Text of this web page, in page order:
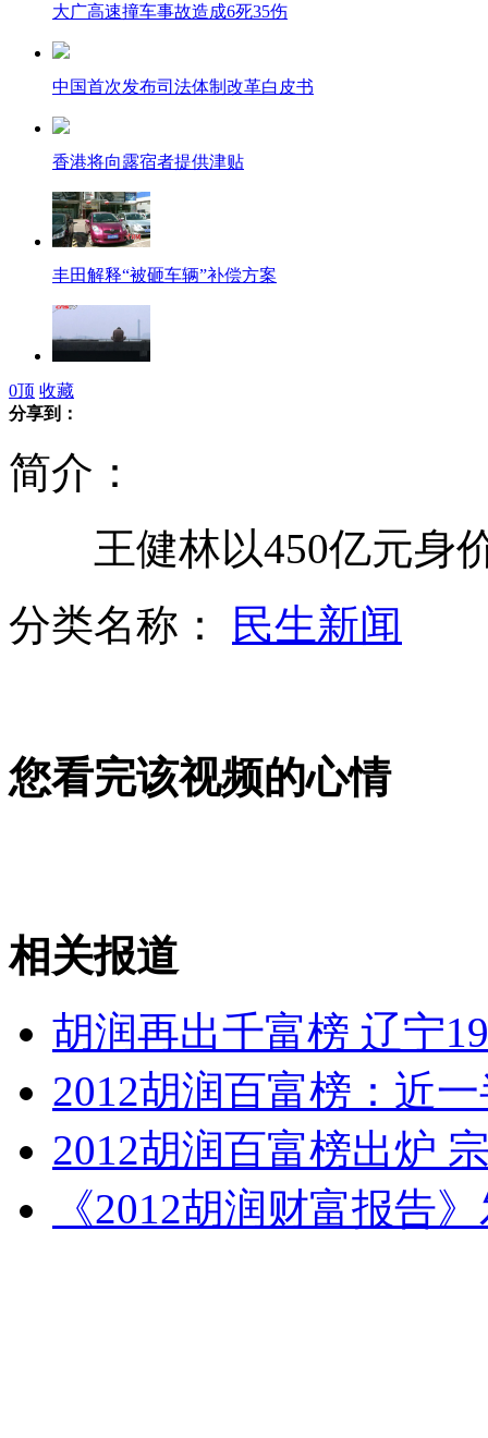
大广高速撞车事故造成6死35伤
中国首次发布司法体制改革白皮书
香港将向露宿者提供津贴
丰田解释“被砸车辆”补偿方案
实拍警方扮保洁员扯下欲跳楼裸男
博士姐姐有创意 实验室拍婚纱照
林书豪亮相丰田中心 训练受关注
朝鲜军方:命中打击范围可覆盖美本土
女孩北京地铁殴打老人 痛下狠手拳打脚踢
无痛分娩是否安全 医生回应
外交部：反对强权政治霸凌主义
0顶 收藏
分享到：
简介：
王健林以450亿元身
分类名称：
民生新闻
您看完该视频的心情
相关报道
胡润再出千富榜 辽宁
2012胡润百富榜：近
2012胡润百富榜出炉
《2012胡润财富报告